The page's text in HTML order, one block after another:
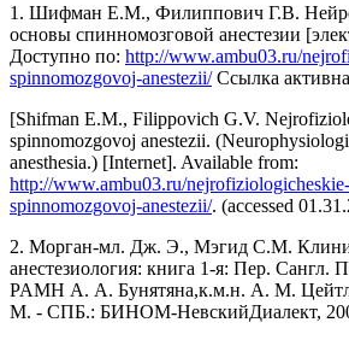
1. Шифман Е.М., Филиппович Г.В.
основы спинномозговой анестезии
Доступно по: http://www.ambu03.ru/
spinnomozgovoj-anestezii/Ссылка
[Shifman E.M., Filippovich G.V.
spinnomozgovoj anestezii.
anesthesia.) [Internet]. Available from:
http://www.ambu03.ru/
spinnomozgovoj-anestezii/. (accessed
2. Морган-мл. Дж. Э., Мэгид С.М.
анестезиология: книга 1-я: Пер. Сангл.
PAMH А. А. Бунятяна,к.м.н. A. M.
M. - СПБ.: БИНОМ-НевскийДиалект,